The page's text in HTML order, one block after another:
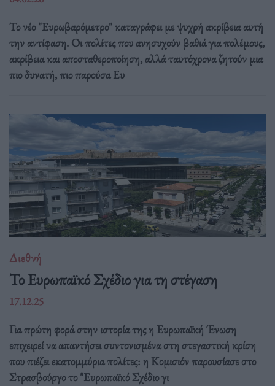
Το νέο "Ευρωβαρόμετρο" καταγράφει με ψυχρή ακρίβεια αυτή
την αντίφαση. Oι πολίτες που ανησυχούν βαθιά για πολέμους,
ακρίβεια και αποσταθεροποίηση, αλλά ταυτόχρονα ζητούν μια
πιο δυνατή, πιο παρούσα Ευ
Διεθνή
Το Ευρωπαϊκό Σχέδιο για τη στέγαση
17.12.25
Για πρώτη φορά στην ιστορία της η Ευρωπαϊκή Ένωση
επιχειρεί να απαντήσει συντονισμένα στη στεγαστική κρίση
που πιέζει εκατομμύρια πολίτες: η Κομισιόν παρουσίασε στο
Στρασβούργο το "Ευρωπαϊκό Σχέδιο γι